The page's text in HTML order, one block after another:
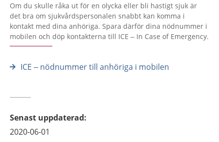
Om du skulle råka ut för en olycka eller bli hastigt sjuk är
det bra om sjukvårdspersonalen snabbt kan komma i
kontakt med dina anhöriga. Spara därför dina nödnummer i
mobilen och döp kontakterna till ICE – In Case of Emergency.
ICE – nödnummer till anhöriga i mobilen
Senast uppdaterad:
2020-06-01